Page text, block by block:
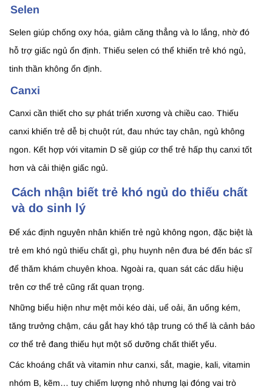
Selen
Selen giúp chống oxy hóa, giảm căng thẳng và lo lắng, nhờ đó
hỗ trợ giấc ngủ ổn định. Thiếu selen có thể khiến trẻ khó ngủ,
tinh thần không ổn định.
Canxi
Canxi cần thiết cho sự phát triển xương và chiều cao. Thiếu
canxi khiến trẻ dễ bị chuột rút, đau nhức tay chân, ngủ không
ngon. Kết hợp với vitamin D sẽ giúp cơ thể trẻ hấp thụ canxi tốt
hơn và cải thiện giấc ngủ.
Cách nhận biết trẻ khó ngủ do thiếu chất
và do sinh lý
Để xác định nguyên nhân khiến trẻ ngủ không ngon, đặc biệt là
trẻ em khó ngủ thiếu chất gì, phụ huynh nên đưa bé đến bác sĩ
để thăm khám chuyên khoa. Ngoài ra, quan sát các dấu hiệu
trên cơ thể trẻ cũng rất quan trọng.
Những biểu hiện như mệt mỏi kéo dài, uể oải, ăn uống kém,
tăng trưởng chậm, cáu gắt hay khó tập trung có thể là cảnh báo
cơ thể trẻ đang thiếu hụt một số dưỡng chất thiết yếu.
Các khoáng chất và vitamin như canxi, sắt, magie, kali, vitamin
nhóm B, kẽm… tuy chiếm lượng nhỏ nhưng lại đóng vai trò